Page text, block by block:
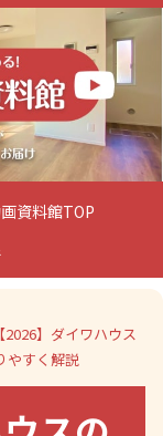
資料館TOP
【2026】ダイワハウス
やすく解説